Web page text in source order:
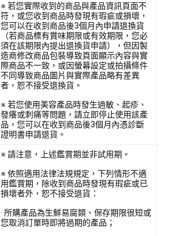
※ 若您實際收到的商品與產品資訊頁面不
符，或您收到商品時發現有瑕疵或損壞，
您可以在收到商品後3個月內申請退換貨
（若商品標有賞味期限或有效期限，您必
須在該期限內提出退換貨申請），但因製
造商修改商品包裝導致頁面顯示內容與實
際商品不一致，或因螢幕設定或拍攝條件
不同導致商品圖片與實際產品略有差異
者，恕不接受退換貨。
※ 若您使用美容產品時發生過敏、起疹、
發癢或刺痛等問題，請立即停止使用該產
品，您可以在收到商品後3個月內憑診斷
證明書申請退貨。
※ 請注意，上述鑑賞期並非試用期。
※ 依照適用法律法規規定，下列情形不適
用鑑賞期，除收到商品時發現有瑕疵或已
損壞者外，恕不接受退貨：
· 所購產品為生鮮易腐類、保存期限很短或
您取消訂單時即將過期的產品；